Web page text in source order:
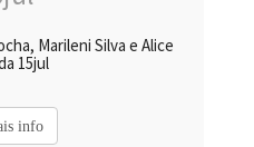
Marileni Silva e Alice
15jul
info